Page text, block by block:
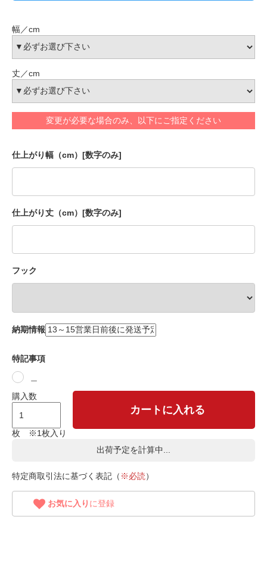
幅／cm
丈／cm
変更が必要な場合のみ、以下にご指定ください
仕上がり幅（cm）[数字のみ]
仕上がり丈（cm）[数字のみ]
フック
納期情報
特記事項
購入数
枚 ※1枚入り
カートに入れる
出荷予定を計算中...
特定商取引法に基づく表記（ ※必読）
お気に入り に登録